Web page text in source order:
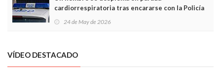
cardiorrespiratoria tras encararse con la Policía
Local en Luanco
24 de May de 2026
VÍDEO DESTACADO